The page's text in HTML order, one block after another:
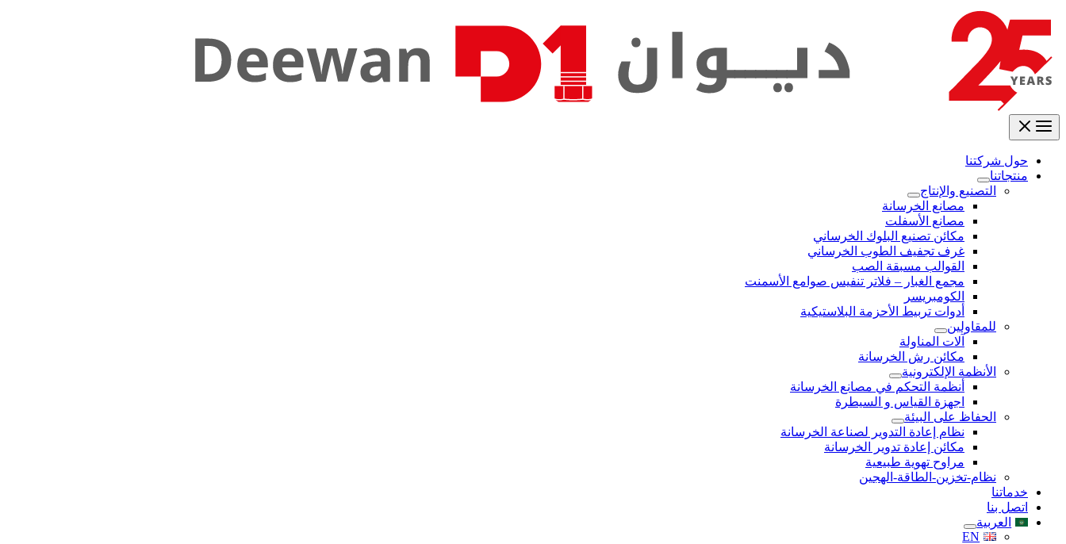
حول شركتنا
منتجاتنا
التصنيع والإنتاج
مصانع الخرسانة
مصانع الأسفلت
مكائن تصنيع البلوك الخرساني
غرف تجفيف الطوب الخرساني
القوالب مسبقة الصب
مجمع الغبار – فلاتر تنفيس صوامع الأسمنت
الكومبريسر
أدوات تربيط الأحزمة البلاستيكية
للمقاولين
آلات المناولة
مكائن رش الخرسانة
الأنظمة الإلكترونية
أنظمة التحكم في مصانع الخرسانة
اجهزة القياس و السيطرة
الحفاظ على البيئة
نظام إعادة التدوير لصناعة الخرسانة
مكائن إعادة تدوير الخرسانة
مراوح تهوية طبيعية
نظام-تخزين-الطاقة-الهجين
خدماتنا
اتصل بنا
العربية
EN